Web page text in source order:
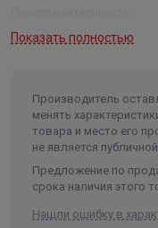
Максимальное рабочее
Температура жидкости
Температура
Присоединение
Материал вала
Материал рабочего
Показать полностью
Производитель
менять
товара и место его
не является
Предложение по
срока наличия этого
Нашли ошибку в